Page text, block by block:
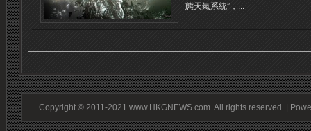
態天氣系統”，...
Copyright © 2011-2021 www.HKGNEWS.com. All rights reserved. |